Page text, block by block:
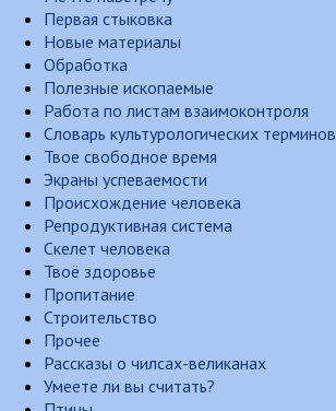
Первая стыковка
Новые материалы
Обработка
Полезные ископаемые
Работа по листам взаимоконтроля
Словарь культурологических терминов
Твое свободное время
Экраны успеваемости
Происхождение человека
Репродуктивная система
Скелет человека
Твоё здоровье
Пропитание
Строительство
Прочее
Рассказы о чилсах-великанах
Умеете ли вы считать?